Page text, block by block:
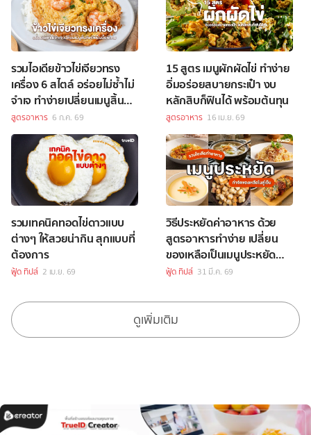
รวมไอเดียข้าวไข่เจียวทรง
เครื่อง 6 สไตล์ อร่อยไม่ซ้ำไม่
จำเจ ทำง่ายเปลี่ยนเมนูสิ้นคิด
ให้เป็นมื้อพิเศษ
สูตรอาหาร 6 ก.ค. 69
15 สูตร เมนูผักผัดไข่ ทำง่าย
อิ่มอร่อยสบายกระเป๋า งบ
หลักสิบก็ฟินได้ พร้อมต้นทุน
สูตรอาหาร 16 เม.ย. 69
รวมเทคนิคทอดไข่ดาวแบบ
ต่างๆ ให้สวยน่ากิน สุกแบบที่
ต้องการ
ฟู้ด ทิปส์ 2 เม.ย. 69
วิธีประหยัดค่าอาหาร ด้วย
สูตรอาหารทำง่าย เปลี่ยน
ของเหลือเป็นเมนูประหยัด
แสนอร่อย
ฟู้ด ทิปส์ 31 มี.ค. 69
ดูเพิ่มเติม